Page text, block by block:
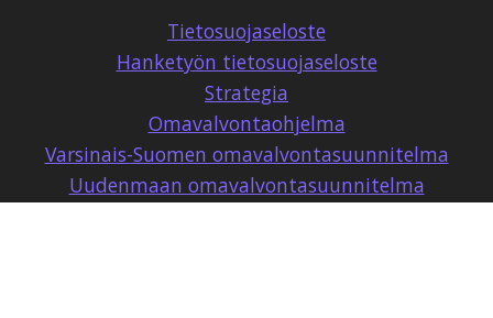
Tietosuojaseloste
Hanketyön tietosuojaseloste
Strategia
Omavalvontaohjelma
Varsinais-Suomen omavalvontasuunnitelma
Uudenmaan omavalvontasuunnitelma